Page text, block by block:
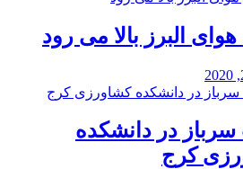
البرز بالا می رود
در دانشکده
کرج